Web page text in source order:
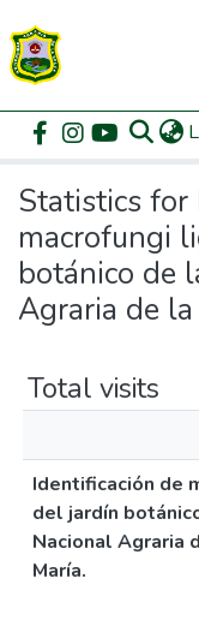
Communities &
All of DSpace
Home Statistics
Statistics for
macrofungi
botánico de
Agraria de
Total visits
Identificación de
del jardín
Nacional Agraria
María.